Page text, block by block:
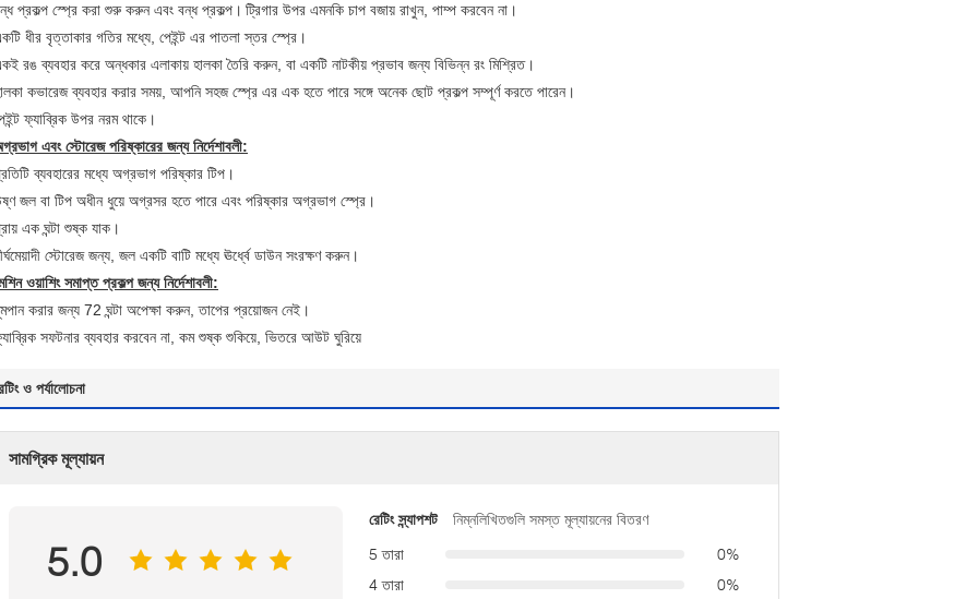
প্রকল্প স্প্রে করা শুরু করুন এবং বন্ধ প্রকল্প। ট্রিগার উপর এমনকি চাপ বজায় রাখুন, পাম্প করবেন না।
ধীর বৃত্তাকার গতির মধ্যে, পেইন্ট এর পাতলা স্তর স্প্রে।
রঙ ব্যবহার করে অন্ধকার এলাকায় হালকা তৈরি করুন, বা একটি নাটকীয় প্রভাব জন্য বিভিন্ন রং মিশ্রিত।
কভারেজ ব্যবহার করার সময়, আপনি সহজ স্প্রে এর এক হতে পারে সঙ্গে অনেক ছোট প্রকল্প সম্পূর্ণ করতে পারেন।
ফ্যাব্রিক উপর নরম থাকে।
এবং স্টোরেজ পরিষ্কারের জন্য নির্দেশাবলী:
ব্যবহারের মধ্যে অগ্রভাগ পরিষ্কার টিপ।
জল বা টিপ অধীন ধুয়ে অগ্রসর হতে পারে এবং পরিষ্কার অগ্রভাগ স্প্রে।
এক ঘন্টা শুষ্ক যাক।
স্টোরেজ জন্য, জল একটি বাটি মধ্যে ঊর্ধ্বে ডাউন সংরক্ষণ করুন।
ওয়াশিং সমাপ্ত প্রকল্প জন্য নির্দেশাবলী:
করার জন্য 72 ঘন্টা অপেক্ষা করুন, তাপের প্রয়োজন নেই।
সফটনার ব্যবহার করবেন না, কম শুষ্ক শুকিয়ে, ভিতরে আউট ঘুরিয়ে
ও পর্যালোচনা
সামগ্রিক মূল্যায়ন
5.0
রেটিং স্ন্যাপশট
নিম্নলিখিতগুলি সমস্ত মূল্যায়নের বিতরণ
5 তারা
0%
4 তারা
0%